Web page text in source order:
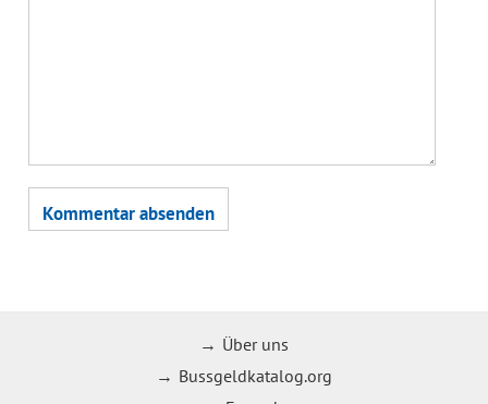
Über uns
Bussgeldkatalog.org